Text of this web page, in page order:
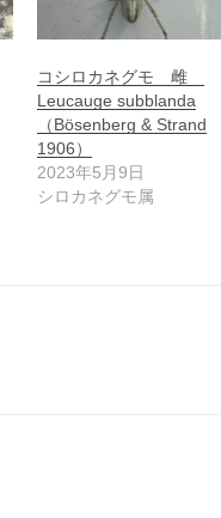
コシロカネグモ 雌
Leucauge subblanda
（Bösenberg & Strand
1906）
2023年5月9日
シロカネグモ属